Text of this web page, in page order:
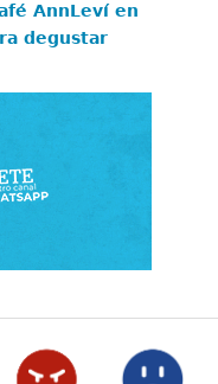
AnnLeví en
degustar